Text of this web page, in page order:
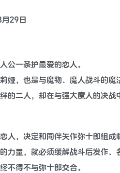
29日
公一条护最爱的恋人。
娅，也是与魔物、魔人战斗的魔
的二人，却在与强大魔人的决战
人，决定和同伴矢作弥十郎组成
力量，就必须缓解战斗后发作、
不得不与弥十郎交合。